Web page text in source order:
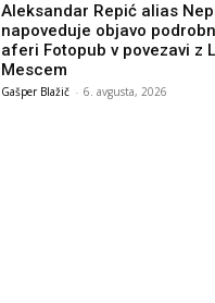
Aleksandar Repić alias
napoveduje objavo
aferi Fotopub v povezavi z
Mescem
Gašper Blažič - 6. avgusta, 2026